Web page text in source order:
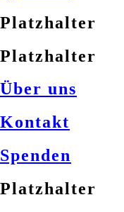
Platzhalter
Platzhalter
Über uns
Kontakt
Spenden
Platzhalter